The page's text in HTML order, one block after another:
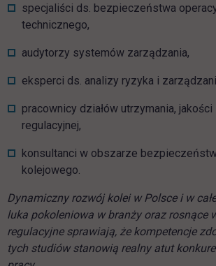
specjaliści ds. bezpieczeństwa
technicznego,
audytorzy systemów zarządzania,
eksperci ds. analizy ryzyka i
pracownicy działów utrzymania,
regulacyjnej,
konsultanci w obszarze
kolejowego.
Dynamiczny rozwój kolei w Polsce i w
luka pokoleniowa w branży oraz rosnące
regulacyjne sprawiają, że kompetencje
tych studiów stanowią realny atut